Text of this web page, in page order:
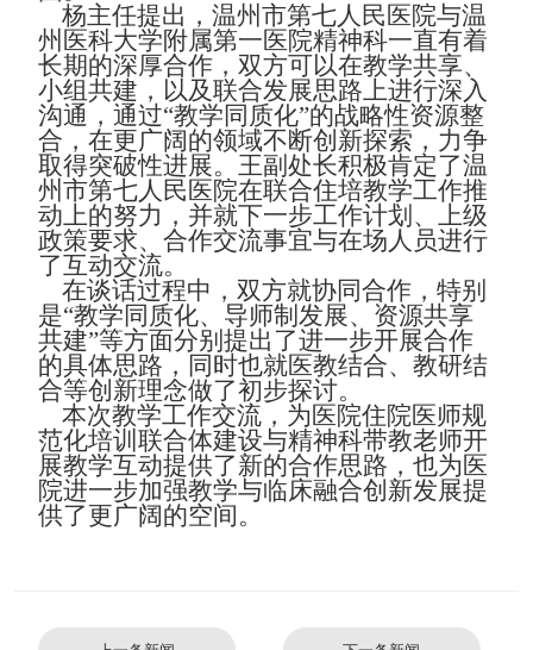
杨主任提出，温州市第七人民医院与温
州医科大学附属第一医院精神科一直有着
长期的深厚合作，双方可以在教学共享、
小组共建，以及联合发展思路上进行深入
沟通，通过“教学同质化”的战略性资源整
合，在更广阔的领域不断创新探索，力争
取得突破性进展。王副处长积极肯定了温
州市第七人民医院在联合住培教学工作推
动上的努力，并就下一步工作计划、上级
政策要求、合作交流事宜与在场人员进行
了互动交流。
在谈话过程中，双方就协同合作，特别
是“教学同质化、导师制发展、资源共享
共建”等方面分别提出了进一步开展合作
的具体思路，同时也就医教结合、教研结
合等创新理念做了初步探讨。
本次教学工作交流，为医院住院医师规
范化培训联合体建设与精神科带教老师开
展教学互动提供了新的合作思路，也为医
院进一步加强教学与临床融合创新发展提
供了更广阔的空间。